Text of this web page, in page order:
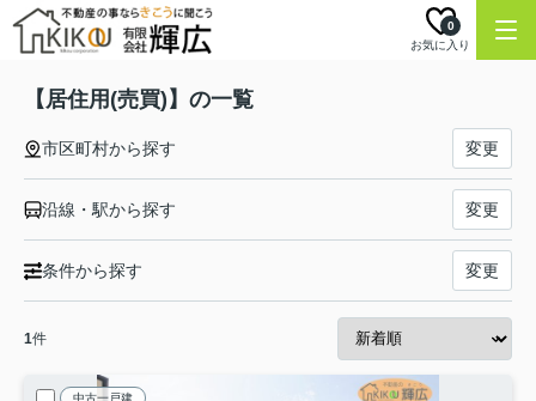
お気に入り
0
【居住用(売買)】の一覧
市区町村から探す 変更
沿線・駅から探す 変更
条件から探す 変更
1件
中古一戸建